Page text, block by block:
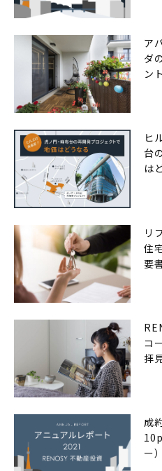
ア
ダ
ン
ヒ
台
は
リ
住
要
コ
拝
成
ー